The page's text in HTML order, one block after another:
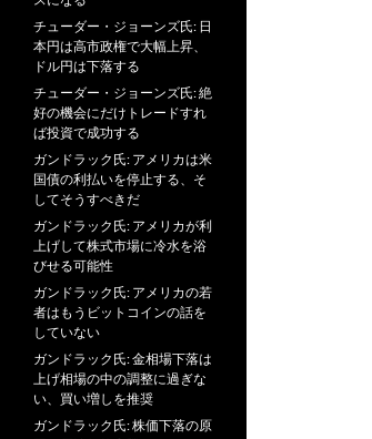
チューダー・ジョーンズ氏: 日
本円は高市政権で大幅上昇、
ドル円は下落する
チューダー・ジョーンズ氏: 絶
好の機会にだけトレードすれ
ば投資で成功する
ガンドラック氏: アメリカは米
国債の利払いを停止する、そ
してそうすべきだ
ガンドラック氏: アメリカが利
上げして株式市場に冷水を浴
びせる可能性
ガンドラック氏: アメリカの若
者はもうビットコインの話を
していない
ガンドラック氏: 金相場下落は
上げ相場の中の調整に過ぎな
い、買い増しを推奨
ガンドラック氏: 株価下落の原